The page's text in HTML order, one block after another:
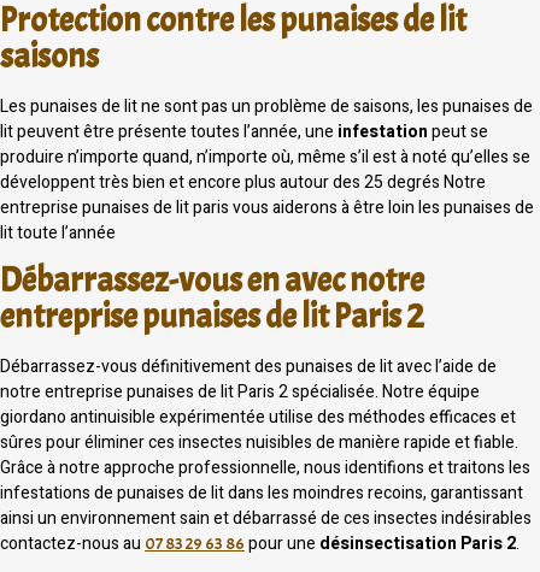
Protection contre les punaises de lit
saisons
Les punaises de lit ne sont pas un problème de saisons, les punaises de
lit peuvent être présente toutes l’année, une infestationpeut se
produire n’importe quand, n’importe où, même s’il est à noté qu’elles se
développent très bien et encore plus autour des 25 degrés Notre
entreprise punaises de lit paris vous aiderons à être loin les punaises de
lit toute l’année
Débarrassez-vous en avec notre
entreprise punaises de lit Paris 2
Débarrassez-vous définitivement des punaises de lit avec l’aide de
notre entreprise punaises de lit Paris 2 spécialisée. Notre équipe
giordano antinuisible expérimentée utilise des méthodes efficaces et
sûres pour éliminer ces insectes nuisibles de manière rapide et fiable.
Grâce à notre approche professionnelle, nous identifions et traitons les
infestations de punaises de lit dans les moindres recoins, garantissant
ainsi un environnement sain et débarrassé de ces insectes indésirables
contactez-nous au 07 83 29 63 86 pour une désinsectisation Paris 2.